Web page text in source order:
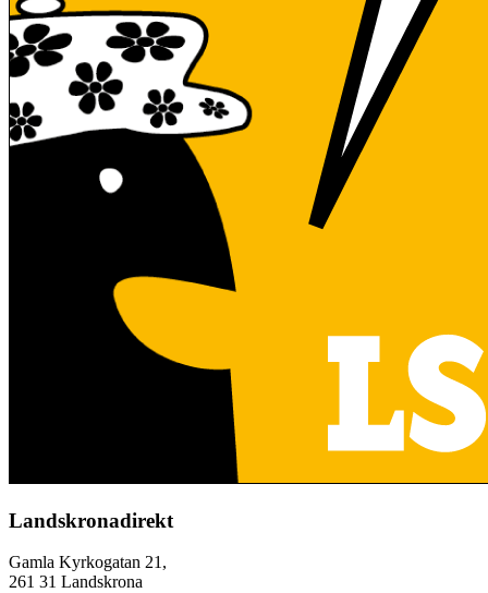
Landskronadirekt
Gamla Kyrkogatan 21,
261 31 Landskrona